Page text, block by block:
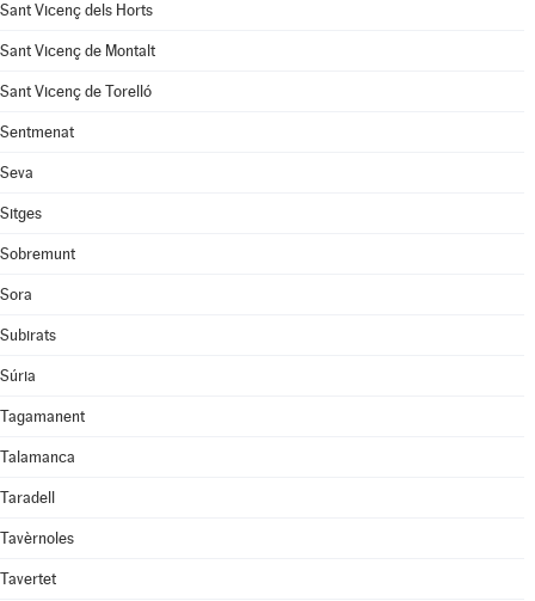
Sant Vicenç dels Horts
Sant Vicenç de Montalt
Sant Vicenç de Torelló
Sentmenat
Seva
Sitges
Sobremunt
Sora
Subirats
Súria
Tagamanent
Talamanca
Taradell
Tavèrnoles
Tavertet